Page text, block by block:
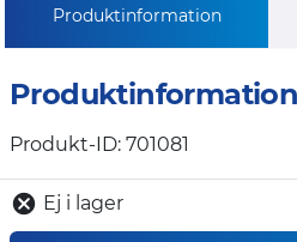
Produktinformation
Produktinformation
Produkt-ID: 701081
Ej i lager